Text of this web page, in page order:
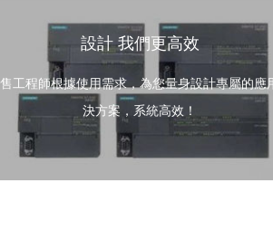
設計 我們更高效
工程師根據使用需求，為您量身設計專屬的應
決方案，系統高效！